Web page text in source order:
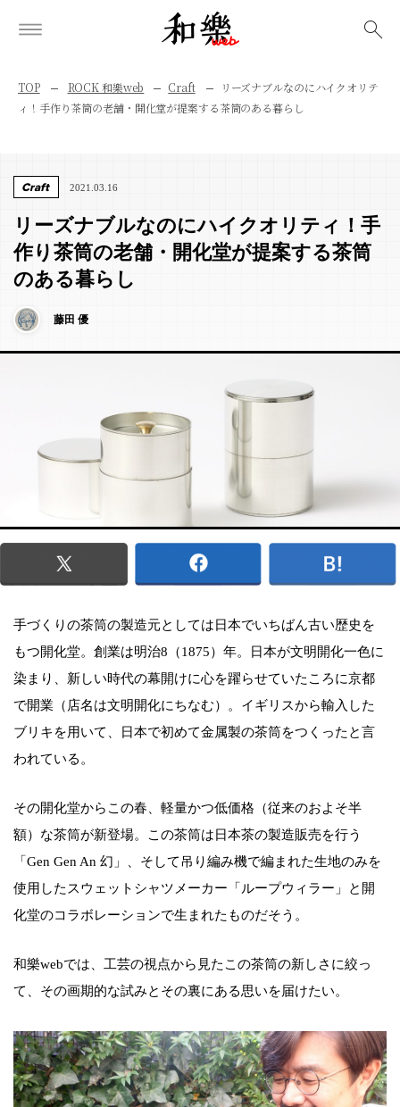
TOP ROCK 和樂web Craft
リーズナブルなのにハイクオリテ
ィ！手作り茶筒の老舗・開化堂が提案する茶筒のある暮らし
Craft 2021.03.16
リーズナブルなのにハイクオリティ！手
作り茶筒の老舗・開化堂が提案する茶筒
のある暮らし
藤田 優
手づくりの茶筒の製造元としては日本でいちばん古い歴史を
もつ開化堂。創業は明治8（1875）年。日本が文明開化一色に
染まり、新しい時代の幕開けに心を躍らせていたころに京都
で開業（店名は文明開化にちなむ）。イギリスから輸入した
ブリキを用いて、日本で初めて金属製の茶筒をつくったと言
われている。
その開化堂からこの春、軽量かつ低価格（従来のおよそ半
額）な茶筒が新登場。この茶筒は日本茶の製造販売を行う
「Gen Gen An 幻」、そして吊り編み機で編まれた生地のみを
使用したスウェットシャツメーカー「ループウィラー」と開
化堂のコラボレーションで生まれたものだそう。
和樂webでは、工芸の視点から見たこの茶筒の新しさに絞っ
て、その画期的な試みとその裏にある思いを届けたい。